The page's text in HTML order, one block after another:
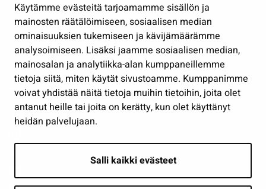
Käytämme evästeitä tarjoamamme sisällön ja
mainosten räätälöimiseen, sosiaalisen median
ominaisuuksien tukemiseen ja kävijämäärämme
analysoimiseen. Lisäksi jaamme sosiaalisen median,
mainosalan ja analytiikka-alan kumppaneillemme
tietoja siitä, miten käytät sivustoamme. Kumppanimme
voivat yhdistää näitä tietoja muihin tietoihin, joita olet
antanut heille tai joita on kerätty, kun olet käyttänyt
heidän palvelujaan.
Salli kaikki evästeet
Työ ja yrittäminen
Osallistu ja asioi
Näytä omat evästeasetukseni
Seuraa meitä